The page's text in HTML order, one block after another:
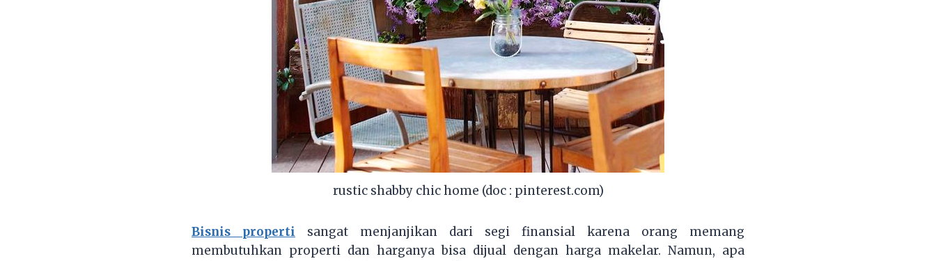
rustic shabby chic home (doc : pinterest.com)
Bisnis properti sangat menjanjikan dari segi finansial karena orang memang
membutuhkan properti dan harganya bisa dijual dengan harga makelar. Namun, apa